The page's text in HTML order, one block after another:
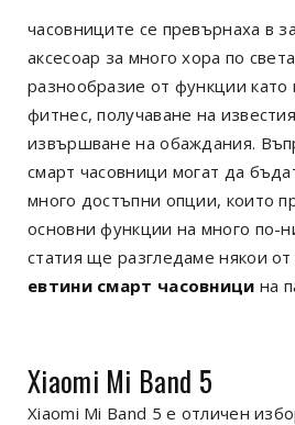
часовниците се превърнаха в
аксесоар за много хора по
разнообразие от функции като
фитнес, получаване на
извършване на обаждания.
смарт часовници могат да
много достъпни опции, които
основни функции на много по-
статия ще разгледаме някои
евтини смарт часовници на
Xiaomi Mi Band 5
Xiaomi Mi Band 5 е отличен